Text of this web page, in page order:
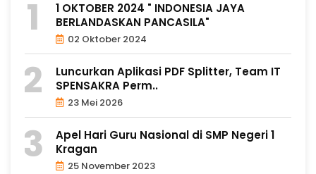
1 OKTOBER 2024 " INDONESIA JAYA
BERLANDASKAN PANCASILA"
02 Oktober 2024
Luncurkan Aplikasi PDF Splitter, Team IT
SPENSAKRA Perm..
23 Mei 2026
Apel Hari Guru Nasional di SMP Negeri 1
Kragan
25 November 2023